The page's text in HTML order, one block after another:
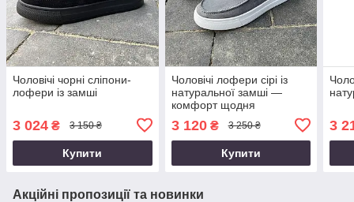
Чоловічі чорні сліпони-
лофери із замші
3 024 ₴ 3 150 ₴
Купити
Чоловічі лофери сірі із
натуральної замші —
комфорт щодня
3 120₴ 3 250 ₴
Купити
3
Акційні пропозиції та новинки